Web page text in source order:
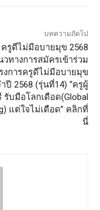
บทความถัดไป
ครูดีไม่มีอบายมุข 2568
วทางการสมัครเข้าร่วม
งการครูดีไม่มีอบายมุข
ปี 2568 (รุ่นที่14) “ครูผู้
รับมือโลกเดือด(Global
แต่ใจไม่เดือด” คลิกที่
นี่